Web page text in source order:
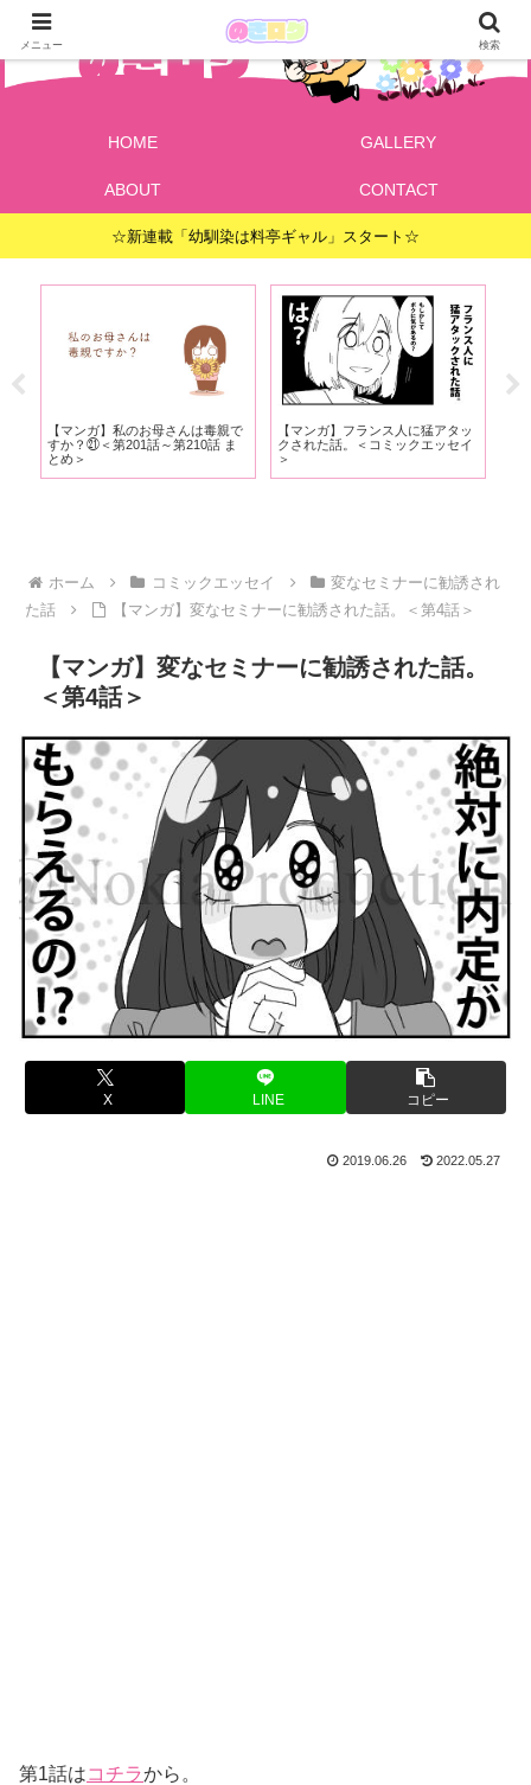
HOME GALLERY
ABOUT CONTACT
☆新連載「幼馴染は料亭ギャル」スタート☆
【マンガ】私のお母さんは毒親で
すか？㉑＜第201話～第210話 ま
とめ＞
【マンガ】フランス人に猛アタッ
クされた話。＜コミックエッセイ
＞
ホーム コミックエッセイ
変なセミナーに勧誘され
た話
【マンガ】変なセミナーに勧誘された話。＜第4話＞
【マンガ】変なセミナーに勧誘された話。
＜第4話＞
X LINE コピー
2019.06.26 2022.05.27
第1話はコチラから。
メニュー 検索